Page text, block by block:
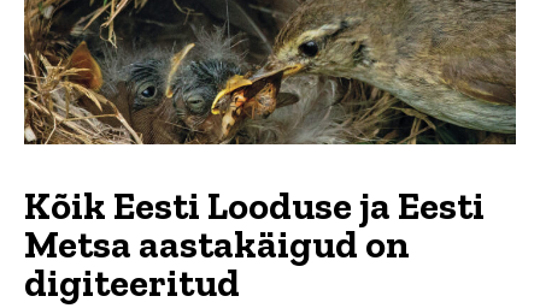
Kõik Eesti Looduse ja Eesti
Metsa aastakäigud on
digiteeritud